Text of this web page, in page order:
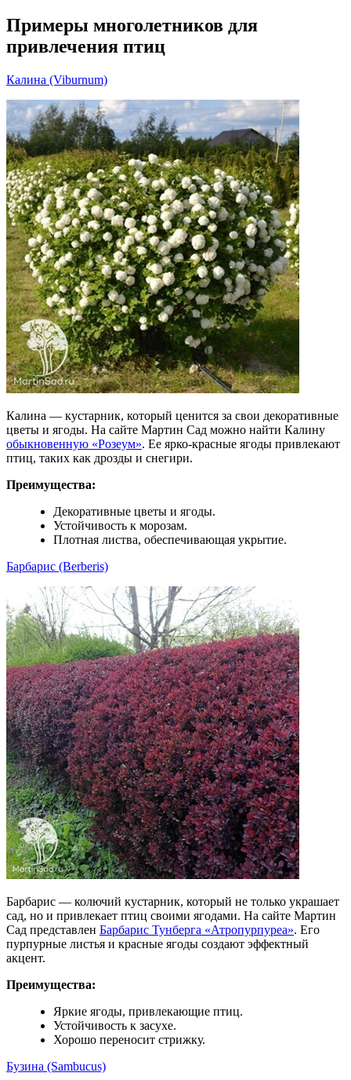
Примеры многолетников для
привлечения птиц
Калина (Viburnum)
Калина — кустарник, который ценится за свои декоративные
цветы и ягоды. На сайте Мартин Сад можно найти Калину
обыкновенную «Розеум». Ее ярко-красные ягоды привлекают
птиц, таких как дрозды и снегири.
Преимущества:
Декоративные цветы и ягоды.
Устойчивость к морозам.
Плотная листва, обеспечивающая укрытие.
Барбарис (Berberis)
Барбарис — колючий кустарник, который не только украшает
сад, но и привлекает птиц своими ягодами. На сайте Мартин
Сад представлен Барбарис Тунберга «Атропурпуреа». Его
пурпурные листья и красные ягоды создают эффектный
акцент.
Преимущества:
Яркие ягоды, привлекающие птиц.
Устойчивость к засухе.
Хорошо переносит стрижку.
Бузина (Sambucus)